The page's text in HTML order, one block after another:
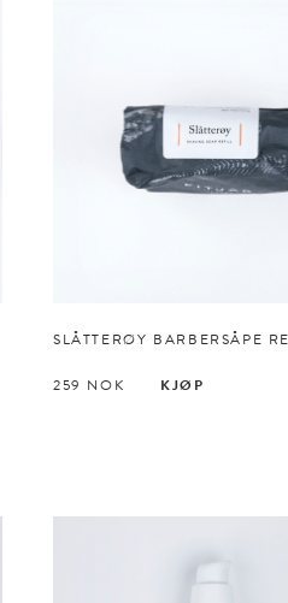
SLÅTTERØY BARBERSÅPE
259 NOK KJØP